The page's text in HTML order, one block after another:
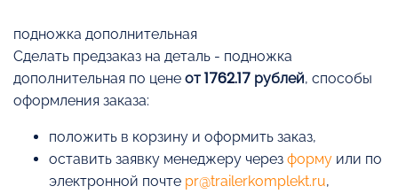
подножка дополнительная
Cделать предзаказ на деталь - подножка
дополнительная по цене от 1762.17 рублей, способы
оформления заказа:
положить в корзину и оформить заказ,
оставить заявку менеджеру через форму или по
электронной почте pr@trailerkomplekt.ru,